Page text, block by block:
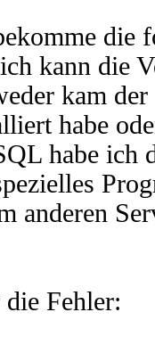
die
kann die
kam
habe
habe ich
anderen
Fehler: